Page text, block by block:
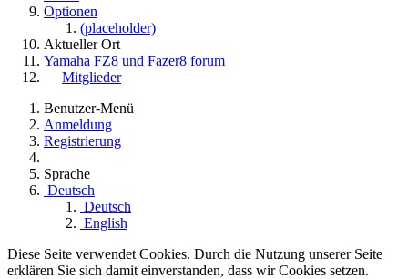
Optionen
(placeholder)
Aktueller Ort
Yamaha FZ8 und Fazer8 forum
Mitglieder
Benutzer-Menü
Anmeldung
Registrierung
Sprache
Deutsch
Deutsch
English
Diese Seite verwendet Cookies. Durch die Nutzung unserer Seite
erklären Sie sich damit einverstanden, dass wir Cookies setzen.